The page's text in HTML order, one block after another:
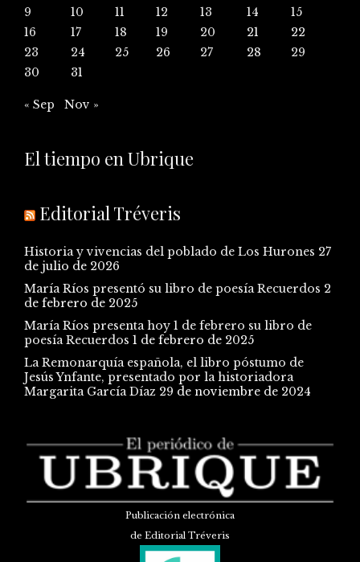
9
10 11 12 13 14
15
16
17 18 19 20 21
22
23
24 25 26 27 28
29
30
31
« Sep Nov »
El tiempo en Ubrique
Editorial Tréveris
Historia y vivencias del poblado de Los Hurones 27
de julio de 2026
María Ríos presentó su libro de poesía Recuerdos 2
de febrero de 2025
María Ríos presenta hoy 1 de febrero su libro de
poesía Recuerdos 1 de febrero de 2025
La Remonarquía española, el libro póstumo de
Jesús Ynfante, presentado por la historiadora
Margarita García Díaz 29 de noviembre de 2024
Publicación electrónica
de Editorial Tréveris